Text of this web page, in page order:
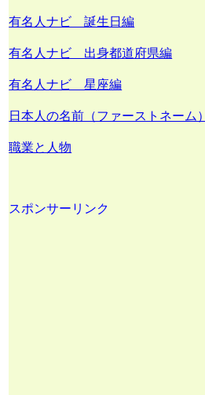
有名人ナビ 誕生日編
有名人ナビ 出身都道府県編
有名人ナビ 星座編
日本人の名前（ファーストネーム）
職業と人物
スポンサーリンク